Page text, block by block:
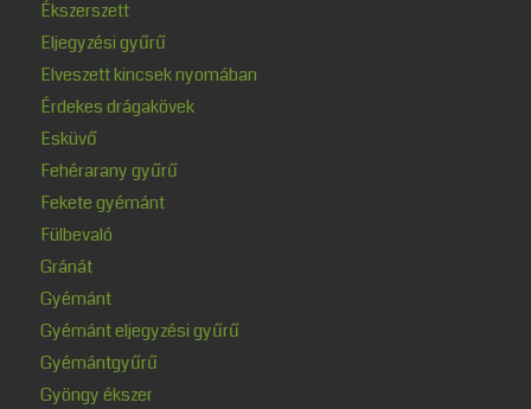
Ékszerszett
Eljegyzési gyűrű
Elveszett kincsek nyomában
Érdekes drágakövek
Esküvő
Fehérarany gyűrű
Fekete gyémánt
Fülbevaló
Gránát
Gyémánt
Gyémánt eljegyzési gyűrű
Gyémántgyűrű
Gyöngy ékszer